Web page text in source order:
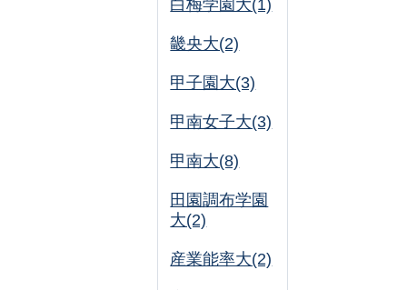
白梅学園大(1)
畿央大(2)
甲子園大(3)
甲南女子大(3)
甲南大(8)
田園調布学園
大(2)
産業能率大(2)